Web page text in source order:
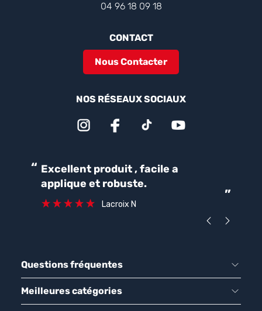
04 96 18 09 18
CONTACT
Nous Contacter
NOS RÉSEAUX SOCIAUX
“
”
Excellent produit , facile a
applique et robuste.
Lacroix N
Questions fréquentes
Meilleures catégories